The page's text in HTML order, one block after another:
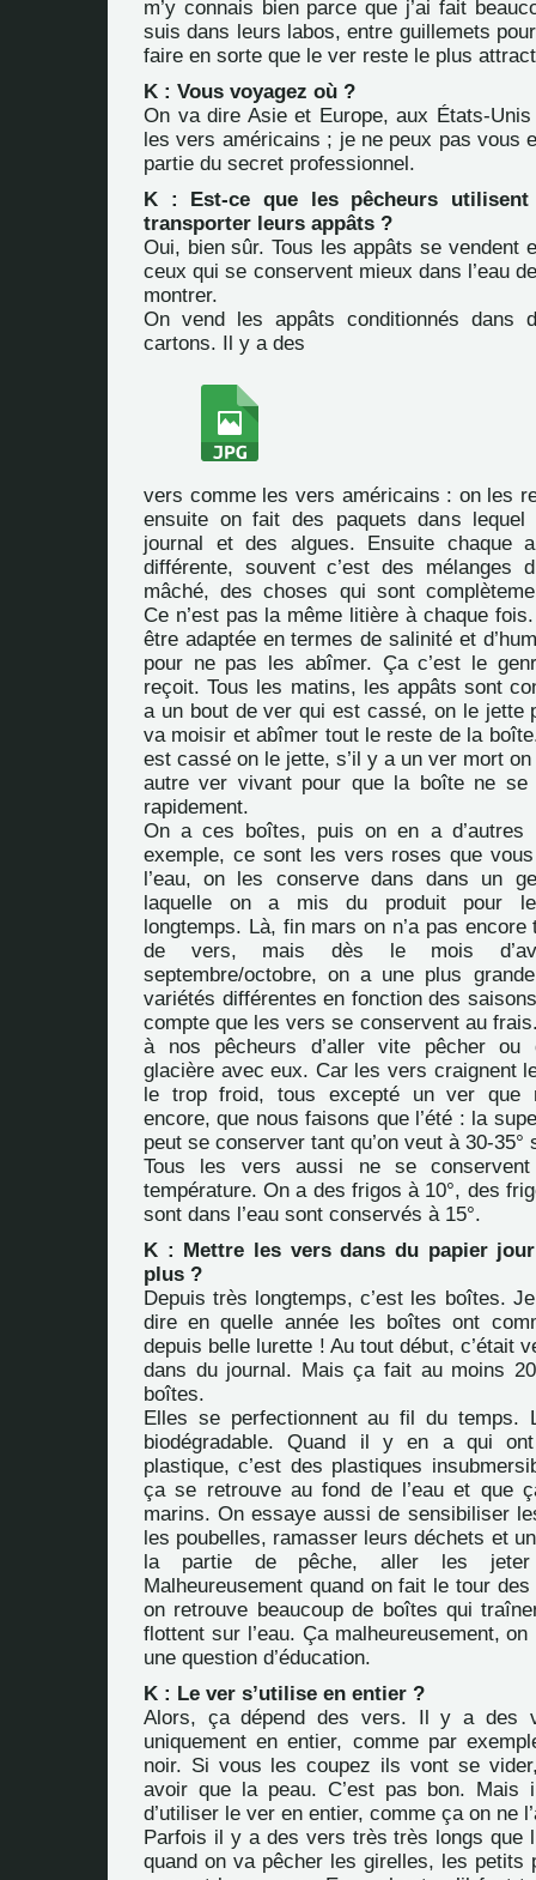
m’y connais bien parce que j’ai fait
suis dans leurs labos, entre guillemets
faire en sorte que le ver reste le plus
K : Vous voyagez où ?
On va dire Asie et Europe, aux États-
les vers américains ; je ne peux pas vous
partie du secret professionnel.
K : Est-ce que les pêcheurs
transporter leurs appâts ?
Oui, bien sûr. Tous les appâts se vendent
ceux qui se conservent mieux dans l’eau
montrer.
On vend les appâts conditionnés dans
cartons. Il y a des
vers comme les vers américains : on les
ensuite on fait des paquets dans
journal et des algues. Ensuite chaque
différente, souvent c’est des mélanges
mâché, des choses qui sont
Ce n’est pas la même litière à chaque
être adaptée en termes de salinité et
pour ne pas les abîmer. Ça c’est le
reçoit. Tous les matins, les appâts sont
a un bout de ver qui est cassé, on le jette
va moisir et abîmer tout le reste de la
est cassé on le jette, s’il y a un ver mort
autre ver vivant pour que la boîte ne se
rapidement.
On a ces boîtes, puis on en a d’autres
exemple, ce sont les vers roses que
l’eau, on les conserve dans dans un
laquelle on a mis du produit pour
longtemps. Là, fin mars on n’a pas
de vers, mais dès le mois
septembre/octobre, on a une plus
variétés différentes en fonction des
compte que les vers se conservent au
à nos pêcheurs d’aller vite pêcher ou
glacière avec eux. Car les vers craignent
le trop froid, tous excepté un ver que
encore, que nous faisons que l’été : la
peut se conserver tant qu’on veut à 30-35°
Tous les vers aussi ne se
température. On a des frigos à 10°, des
sont dans l’eau sont conservés à 15°.
K : Mettre les vers dans du papier
plus ?
Depuis très longtemps, c’est les boîtes.
dire en quelle année les boîtes ont
depuis belle lurette ! Au tout début, c’était
dans du journal. Mais ça fait au moins
boîtes.
Elles se perfectionnent au fil du temps.
biodégradable. Quand il y en a qui
plastique, c’est des plastiques
ça se retrouve au fond de l’eau et que
marins. On essaye aussi de sensibiliser
les poubelles, ramasser leurs déchets et
la partie de pêche, aller les
Malheureusement quand on fait le tour
on retrouve beaucoup de boîtes qui
flottent sur l’eau. Ça malheureusement, on
une question d’éducation.
K : Le ver s’utilise en entier ?
Alors, ça dépend des vers. Il y a des
uniquement en entier, comme par
noir. Si vous les coupez ils vont se
avoir que la peau. C’est pas bon. Mais
d’utiliser le ver en entier, comme ça on ne
Parfois il y a des vers très très longs que
quand on va pêcher les girelles, les petits